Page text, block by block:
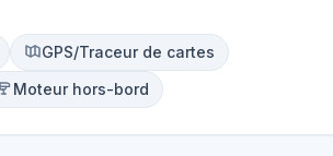
GPS/Traceur de cartes
Moteur hors-bord